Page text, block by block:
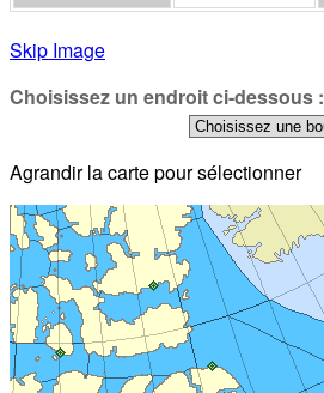
Skip Image
Choisissez un endroit ci-dessous :
Agrandir la carte pour sélectionner